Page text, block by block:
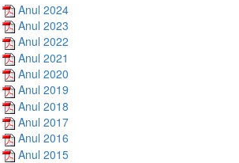
Anul 2024
Anul 2023
Anul 2022
Anul 2021
Anul 2020
Anul 2019
Anul 2018
Anul 2017
Anul 2016
Anul 2015